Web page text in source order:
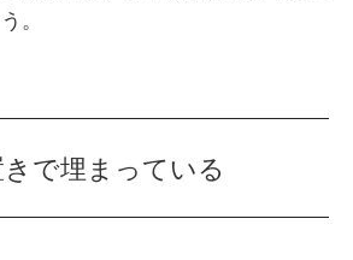
。
で埋まっている